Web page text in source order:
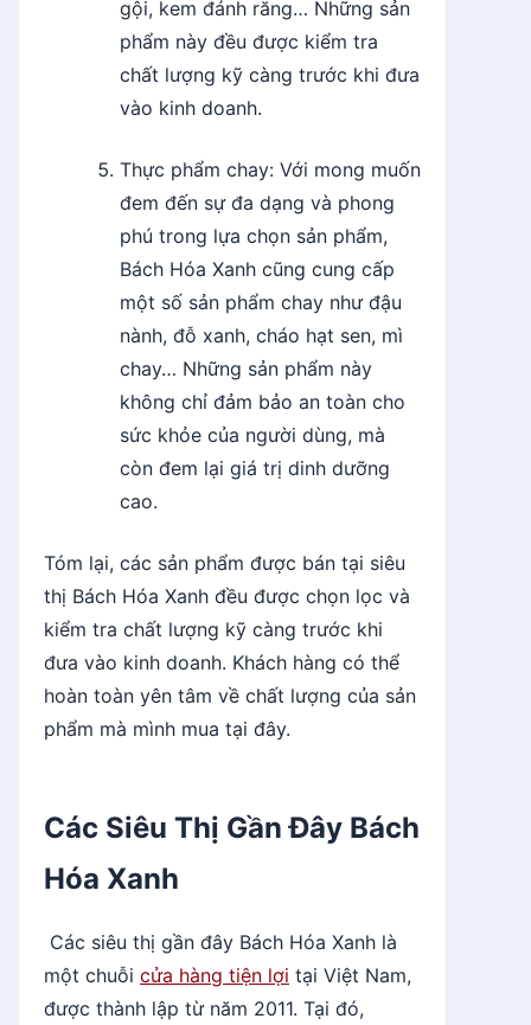
gội, kem đánh răng… Những sản
phẩm này đều được kiểm tra
chất lượng kỹ càng trước khi đưa
vào kinh doanh.
Thực phẩm chay: Với mong muốn
đem đến sự đa dạng và phong
phú trong lựa chọn sản phẩm,
Bách Hóa Xanh cũng cung cấp
một số sản phẩm chay như đậu
nành, đỗ xanh, cháo hạt sen, mì
chay… Những sản phẩm này
không chỉ đảm bảo an toàn cho
sức khỏe của người dùng, mà
còn đem lại giá trị dinh dưỡng
cao.
Tóm lại, các sản phẩm được bán tại siêu
thị Bách Hóa Xanh đều được chọn lọc và
kiểm tra chất lượng kỹ càng trước khi
đưa vào kinh doanh. Khách hàng có thể
hoàn toàn yên tâm về chất lượng của sản
phẩm mà mình mua tại đây.
Các Siêu Thị Gần Đây Bách
Hóa Xanh
Các siêu thị gần đây Bách Hóa Xanh là
một chuỗi cửa hàng tiện lợi tại Việt Nam,
được thành lập từ năm 2011. Tại đó,